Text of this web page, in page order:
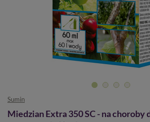
Sumin
Miedzian Extra 350 SC - na choroby